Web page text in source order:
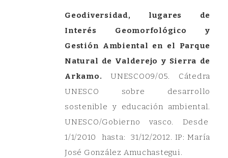
Geodiversidad, lugares de
Interés Geomorfológico y
Gestión Ambiental en el Parque
Natural de Valderejo y Sierra de
Arkamo. UNESCO09/05. Cátedra
UNESCO sobre desarrollo
sostenible y educación ambiental.
UNESCO/Gobierno vasco. Desde
1/1/2010 hasta: 31/12/2012. IP: María
José González Amuchastegui.